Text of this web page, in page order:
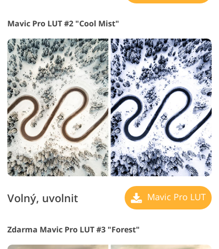
Mavic Pro LUT #2 "Cool Mist"
Volný, uvolnit Mavic Pro LUT
Zdarma Mavic Pro LUT #3 "Forest"